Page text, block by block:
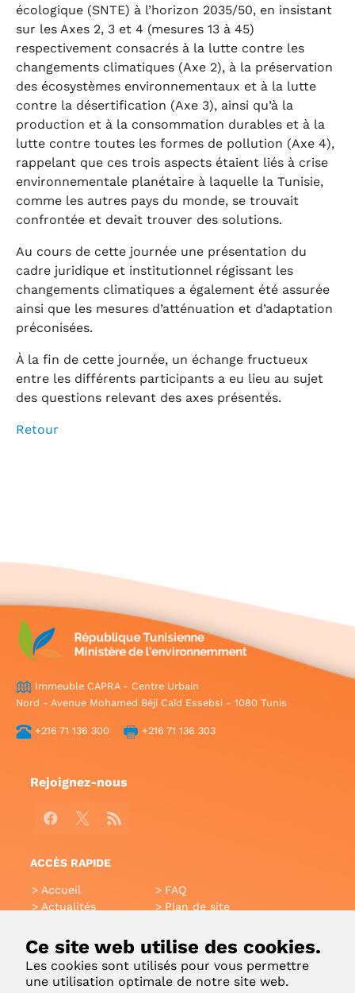
Ce site web utilise des cookies.
Les cookies sont utilisés pour vous permettre
une utilisation optimale de notre site web.
écologique (SNTE) à l’horizon 2035/50, en insistant
sur les Axes 2, 3 et 4 (mesures 13 à 45)
respectivement consacrés à la lutte contre les
changements climatiques (Axe 2), à la préservation
des écosystèmes environnementaux et à la lutte
contre la désertification (Axe 3), ainsi qu’à la
production et à la consommation durables et à la
lutte contre toutes les formes de pollution (Axe 4),
rappelant que ces trois aspects étaient liés à crise
environnementale planétaire à laquelle la Tunisie,
comme les autres pays du monde, se trouvait
confrontée et devait trouver des solutions.
Au cours de cette journée une présentation du
cadre juridique et institutionnel régissant les
changements climatiques a également été assurée
ainsi que les mesures d’atténuation et d’adaptation
préconisées.
À la fin de cette journée, un échange fructueux
entre les différents participants a eu lieu au sujet
des questions relevant des axes présentés.
Retour
Immeuble CAPRA - Centre Urbain
Nord - Avenue Mohamed Béji Caïd Essebsi - 1080 Tunis
+216 71 136 300 +216 71 136 303
Rejoignez-nous
Facebook
X RSS
ACCÈS RAPIDE
Accueil
Actualités
Glossaire
Liens utiles
Contact
FAQ
Plan de site
Intranet
Applications Mobiles